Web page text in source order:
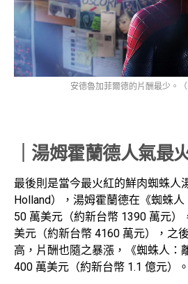
安德魯加菲爾德的片酬最少。（
｜湯姆霍蘭德人氣最
最後則是當今最火紅的鮮肉蜘蛛人
Holland），湯姆霍蘭德在《蜘蛛
50 萬美元（約新台幣 1390 萬元）
美元（約新台幣 4160 萬元），之
高，片酬也隨之暴漲，《蜘蛛人：
400 萬美元（約新台幣 1.1 億元）。